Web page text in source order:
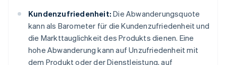
Kundenzufriedenheit: Die Abwanderungsquote
kann als Barometer für die Kundenzufriedenheit und
die Markttauglichkeit des Produkts dienen. Eine
hohe Abwanderung kann auf Unzufriedenheit mit
dem Produkt oder der Dienstleistung, auf